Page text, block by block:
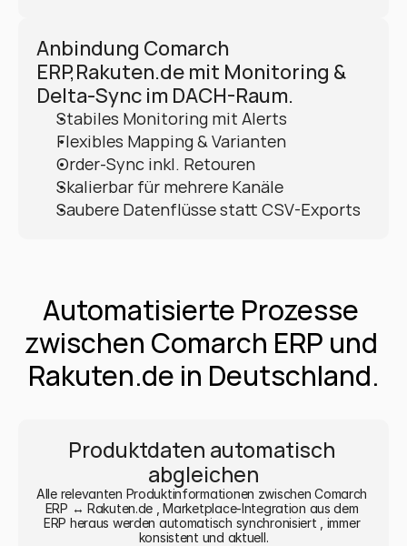
Anbindung Comarch
ERP,Rakuten.de mit Monitoring &
Delta-Sync im DACH-Raum.
Stabiles Monitoring mit Alerts
Flexibles Mapping & Varianten
Order-Sync inkl. Retouren
Skalierbar für mehrere Kanäle
Saubere Datenflüsse statt CSV-Exports
Automatisierte Prozesse
zwischen Comarch ERP und
Rakuten.de in Deutschland.
Produktdaten automatisch
abgleichen
Alle relevanten Produktinformationen zwischen Comarch
ERP ↔ Rakuten.de , Marketplace-Integration aus dem
ERP heraus werden automatisch synchronisiert , immer
konsistent und aktuell.